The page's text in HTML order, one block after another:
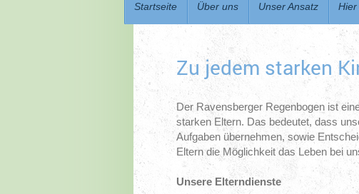
Startseite Über uns Unser Ansatz Hier
Zu jedem starken
Der Ravensberger Regenbogen ist
starken Eltern. Das bedeutet, dass
Aufgaben übernehmen, sowie
Eltern die Möglichkeit das Leben bei
Unsere Elterndienste